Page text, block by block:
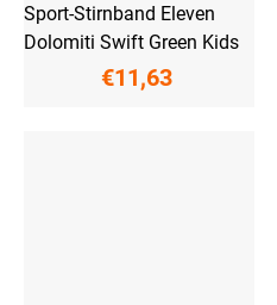
Sport-Stirnband Eleven
Dolomiti Swift Green Kids
€11,63